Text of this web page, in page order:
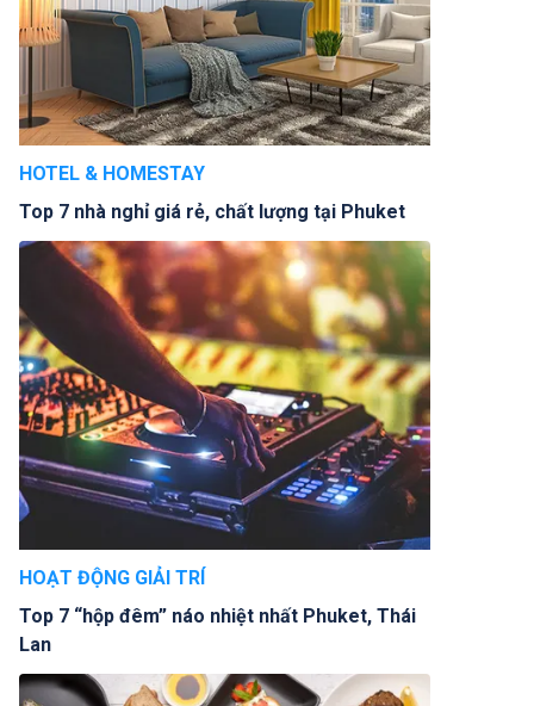
HOTEL & HOMESTAY
Top 7 nhà nghỉ giá rẻ, chất lượng tại Phuket
HOẠT ĐỘNG GIẢI TRÍ
Top 7 “hộp đêm” náo nhiệt nhất Phuket, Thái
Lan